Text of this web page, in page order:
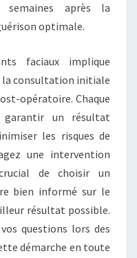
semaines après la
optimale.
faciaux implique
la consultation initiale
opératoire. Chaque
garantir un résultat
les risques de
une intervention
de choisir un
bien informé sur le
résultat possible.
questions lors des
démarche en toute